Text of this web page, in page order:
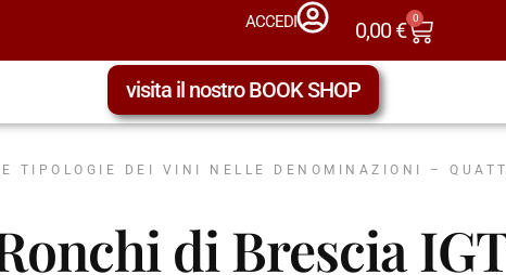
ACCEDI 0,00€ 0
visita il nostro BOOK SHOP
TIPOLOGIE DEI VINI NELLE DENOMINAZIONI –
di Brescia